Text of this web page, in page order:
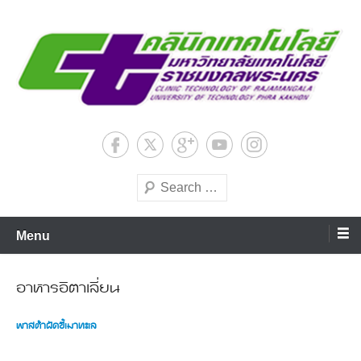
content
ศูนย์คลินิกเทคโนโลยีสถาบันวิจัย
และพัฒนา มหาวิทยาลัย
เทคโนโลยีราชมงคลพระนคร
Search
Menu
อาหารอิตาเลี่ยน
พาสต้าผัดขี้เมาทะเล